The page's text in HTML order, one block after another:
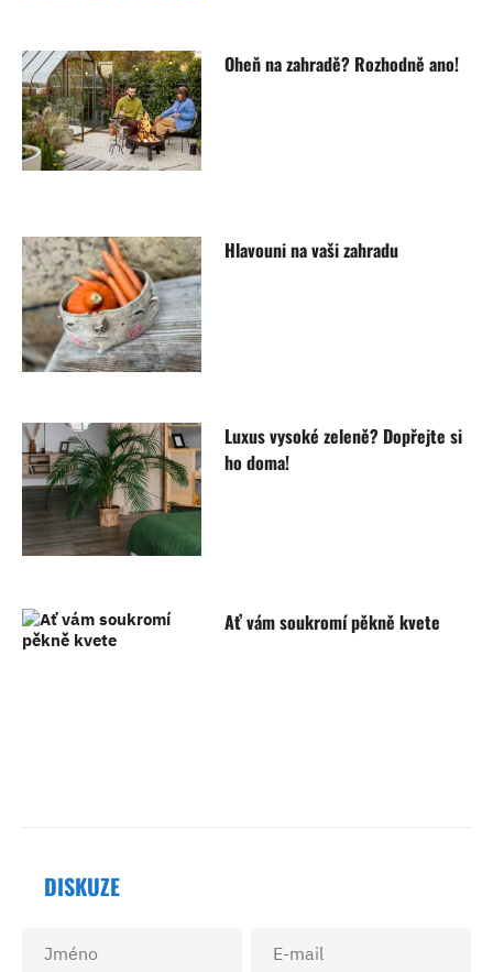
Oheň na zahradě? Rozhodně ano!
Hlavouni na vaši zahradu
Luxus vysoké zeleně? Dopřejte si
ho doma!
Ať vám soukromí pěkně kvete
DISKUZE